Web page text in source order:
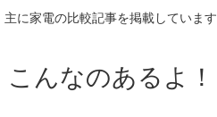
主に家電の比較記事を掲載しています
こんなのあるよ！